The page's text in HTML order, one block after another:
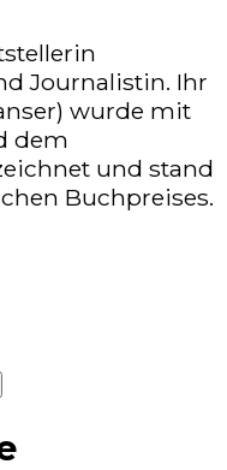
Journalistin. Ihr
wurde mit
dem
und stand
Buchpreises.